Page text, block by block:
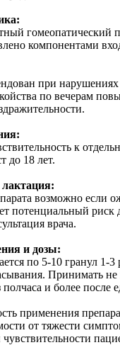
гомеопатический
компонентами
при
по вечерам
к
до 18 лет.
возможно если
потенциальный риск
врача.
и дозы:
по 5-10 гранул 1-3
Принимать не
и более после
применения
от тяжести